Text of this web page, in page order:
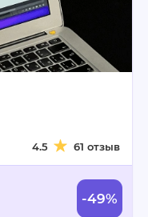
4.5 61 отзыв
-49%